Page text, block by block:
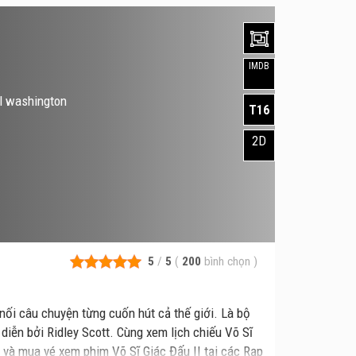
5 / 5 ( 200 bình chọn )
câu chuyện từng cuốn hút cả thế giới. Là bộ
bởi Ridley Scott. Cùng xem lịch chiếu Võ Sĩ
mua vé xem phim Võ Sĩ Giác Đấu II tại các Rạp
washington
IMDB
T16
2D